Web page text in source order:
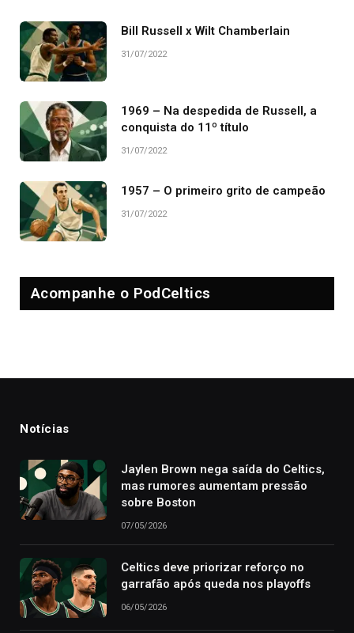
Bill Russell x Wilt Chamberlain
31/07/2022
1969 – Na despedida de Russell, a
conquista do 11º título
31/07/2022
1957 – O primeiro grito de campeão
31/07/2022
Acompanhe o PodCeltics
Notícias
Jaylen Brown nega saída do Celtics,
mas rumores aumentam pressão
sobre Boston
07/05/2026
Celtics deve priorizar reforço no
garrafão após queda nos playoffs
06/05/2026